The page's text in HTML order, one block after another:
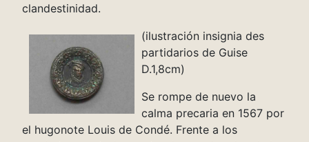
clandestinidad.
(ilustración insignia des
partidarios de Guise
D.1,8cm)
Se rompe de nuevo la
calma precaria en 1567 por
el hugonote Louis de Condé. Frente a los